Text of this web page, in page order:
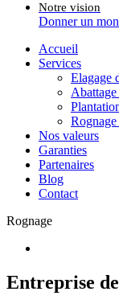
Notre vision
Donner un
Accueil
Services
Elagage
Rognage
Nos valeurs
Garanties
Partenaires
Blog
Contact
Rognage
Entreprise